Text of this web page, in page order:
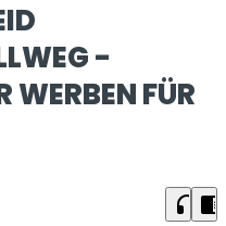
-
WERBEN FÜR
headphones chrome_reader_mode